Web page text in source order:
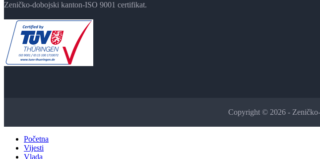
Zeničko-dobojski kanton-ISO 9001 certifikat.
Copyright © 2026 -
Početna
Vijesti
Vlada